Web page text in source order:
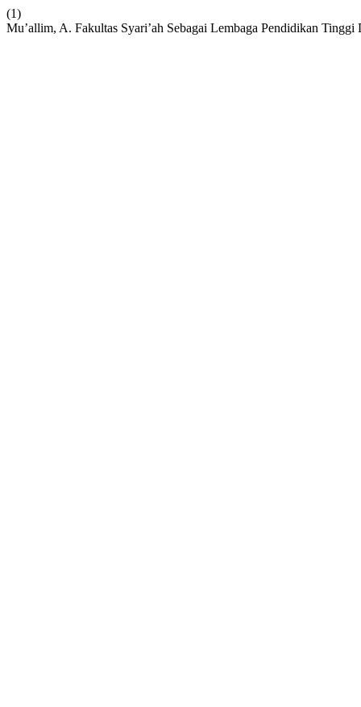
(1)
Mu’allim, A. Fakultas Syari’ah Sebagai Lembaga Pendidikan